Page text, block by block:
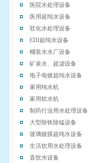
医院水处理设备
医用超纯水设备
软化水处理设备
EDI超纯水设备
桶装水水厂设备
矿泉水、超滤设备
电子电镀超纯水设备
家用纯水机
家用软水机
制药行业用水处理设备
大型除铁除锰设备
玻璃镀膜超纯水设备
生活饮用水处理设备
直饮水设备